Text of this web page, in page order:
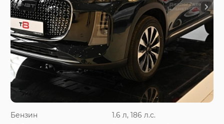
Бензин
1.6 л, 186 л.с.